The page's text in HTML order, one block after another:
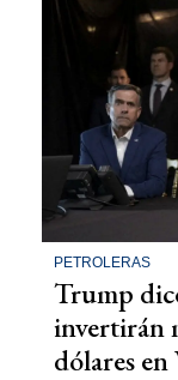
PETROLERAS
Trump
invertirán
dólares en